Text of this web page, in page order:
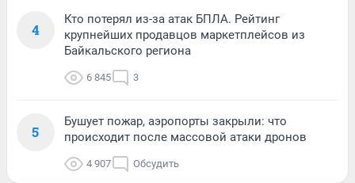
4
Кто потерял из-за атак БПЛА. Рейтинг
крупнейших продавцов маркетплейсов из
Байкальского региона
6 845 3
5
Бушует пожар, аэропорты закрыли: что
происходит после массовой атаки дронов
4 907 Обсудить